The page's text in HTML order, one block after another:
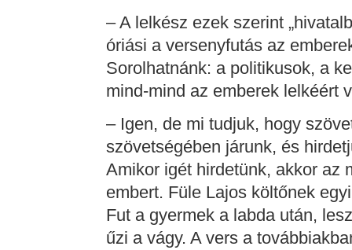
– A lelkész ezek szerint
óriási a versenyfutás az
Sorolhatnánk: a politikusok, a
mind-mind az emberek lelkéért
– Igen, de mi tudjuk, hogy
szövetségében járunk, és
Amikor igét hirdetünk, akkor az
embert. Füle Lajos költőnek
Fut a gyermek a labda után,
űzi a vágy. A vers a